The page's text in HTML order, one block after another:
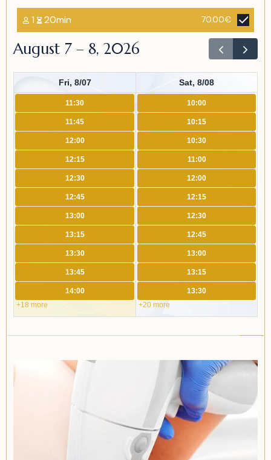
1 20min 70.00€
August 7 – 8, 2026
Fri, 8/07 Sat, 8/08
11:30
11:45
12:00
12:15
12:30
12:45
13:00
13:15
13:30
13:45
14:00
+18 more
10:00
10:15
10:30
11:00
12:00
12:15
12:30
12:45
13:00
13:15
13:30
+20 more